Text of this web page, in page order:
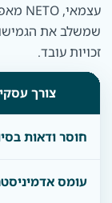
עצמאי, NETO מאפשרת להנפיק
שמשלב את
זכויות עובד.
צורך עסקי
חוסר ודאות
עומס